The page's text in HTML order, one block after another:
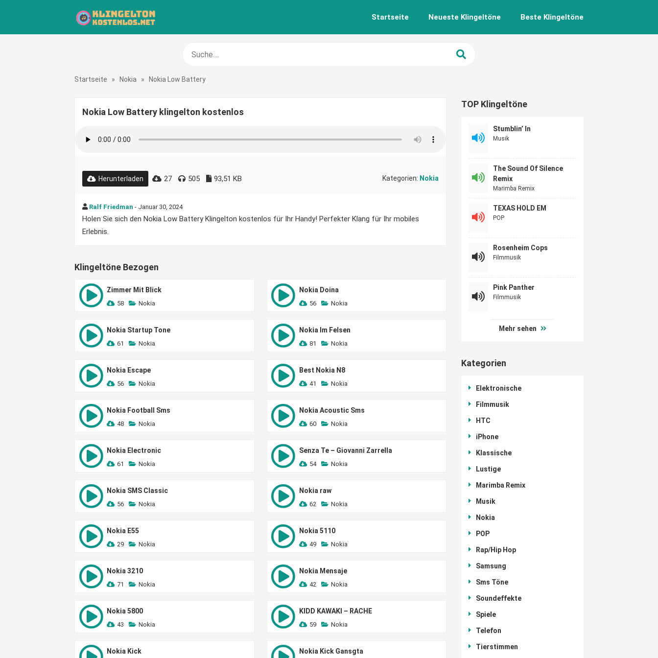
Startseite Neueste Klingeltöne Beste Klingeltöne
Startseite » Nokia » Nokia Low Battery
Nokia Low Battery klingelton kostenlos
Herunterladen 27 505 93,51 KB Kategorien: Nokia
Ralf Friedman - Januar 30, 2024
Holen Sie sich den Nokia Low Battery Klingelton kostenlos für Ihr Handy! Perfekter Klang für Ihr mobiles
Erlebnis.
Klingeltöne Bezogen
Zimmer Mit Blick
58 Nokia
Nokia Doina
56 Nokia
Nokia Startup Tone
61 Nokia
Nokia Im Felsen
81 Nokia
Nokia Escape
56 Nokia
Best Nokia N8
41 Nokia
Nokia Football Sms
48 Nokia
Nokia Acoustic Sms
60 Nokia
Nokia Electronic
61 Nokia
Senza Te – Giovanni Zarrella
54 Nokia
Nokia SMS Classic
56 Nokia
Nokia raw
62 Nokia
Nokia E55
29 Nokia
Nokia 5110
49 Nokia
Nokia 3210
71 Nokia
Nokia Mensaje
42 Nokia
Nokia 5800
43 Nokia
KIDD KAWAKI – RACHE
59 Nokia
Nokia Kick Nokia Kick Gansgta
TOP Klingeltöne
Stumblin’ In
Musik
The Sound Of Silence
Remix
Marimba Remix
TEXAS HOLD EM
POP
Rosenheim Cops
Filmmusik
Pink Panther
Filmmusik
Mehr sehen
Kategorien
Elektronische
Filmmusik
HTC
iPhone
Klassische
Lustige
Marimba Remix
Musik
Nokia
POP
Rap/Hip Hop
Samsung
Sms Töne
Soundeffekte
Spiele
Telefon
Tierstimmen